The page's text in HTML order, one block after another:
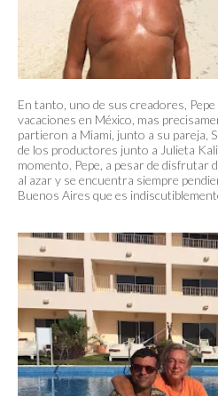
En tanto, uno de sus creadores,
vacaciones en México, mas
partieron a Miami, junto a su pareja,
de los productores junto a Julieta
momento. Pepe, a pesar de disfrutar
al azar y se encuentra siempre
Buenos Aires que es